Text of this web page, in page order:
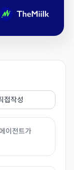
접작성
이전트가